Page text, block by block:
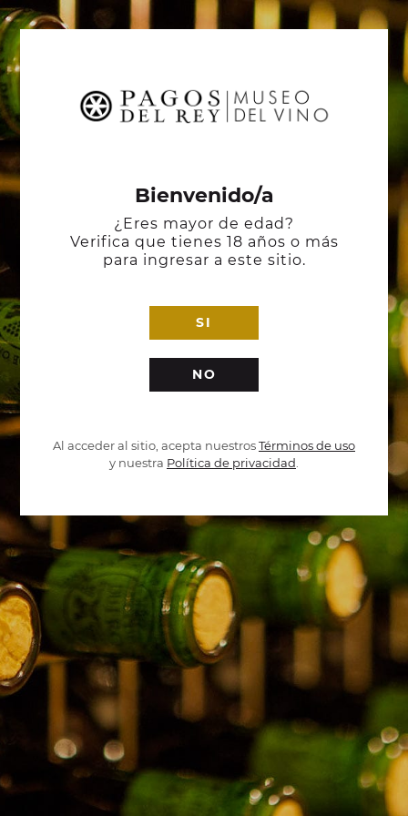
Bienvenido/a
¿Eres mayor de edad?
Verifica que tienes 18 años o más
para ingresar a este sitio.
SI
NO
Al acceder al sitio, acepta nuestrosTérminos de uso
y nuestra Política de privacidad